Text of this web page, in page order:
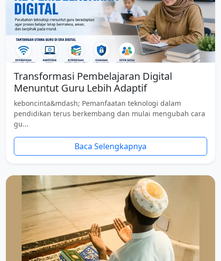
Transformasi Pembelajaran Digital
Menuntut Guru Lebih Adaptif
keboncinta&mdash; Pemanfaatan teknologi dalam
pendidikan terus berkembang dan mulai mengubah cara
gu...
Baca Selengkapnya